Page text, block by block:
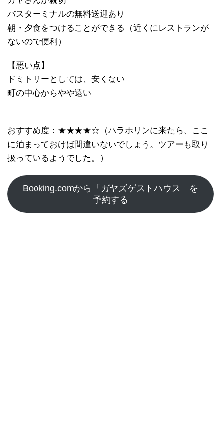
バスターミナルの無料送迎あり
朝・夕食をつけることができる（近くにレストランが
ないので便利）
【悪い点】
ドミトリーとしては、安くない
町の中心からやや遠い
おすすめ度：★★★★☆（ハラホリンに来たら、ここ
に泊まっておけば間違いないでしょう。ツアーも取り
扱っているようでした。）
Booking.comから「ガヤズゲストハウス」を
予約する